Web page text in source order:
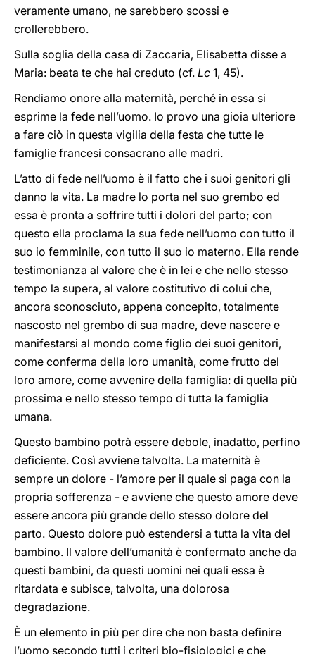
veramente umano, ne sarebbero scossi e
crollerebbero.
Sulla soglia della casa di Zaccaria, Elisabetta disse a
Maria: beata te che hai creduto (cf. Lc 1, 45).
Rendiamo onore alla maternità, perché in essa si
esprime la fede nell’uomo. Io provo una gioia ulteriore
a fare ciò in questa vigilia della festa che tutte le
famiglie francesi consacrano alle madri.
L’atto di fede nell’uomo è il fatto che i suoi genitori gli
danno la vita. La madre lo porta nel suo grembo ed
essa è pronta a soffrire tutti i dolori del parto; con
questo ella proclama la sua fede nell’uomo con tutto il
suo io femminile, con tutto il suo io materno. Ella rende
testimonianza al valore che è in lei e che nello stesso
tempo la supera, al valore costitutivo di colui che,
ancora sconosciuto, appena concepito, totalmente
nascosto nel grembo di sua madre, deve nascere e
manifestarsi al mondo come figlio dei suoi genitori,
come conferma della loro umanità, come frutto del
loro amore, come avvenire della famiglia: di quella più
prossima e nello stesso tempo di tutta la famiglia
umana.
Questo bambino potrà essere debole, inadatto, perfino
deficiente. Così avviene talvolta. La maternità è
sempre un dolore - l’amore per il quale si paga con la
propria sofferenza - e avviene che questo amore deve
essere ancora più grande dello stesso dolore del
parto. Questo dolore può estendersi a tutta la vita del
bambino. Il valore dell’umanità è confermato anche da
questi bambini, da questi uomini nei quali essa è
ritardata e subisce, talvolta, una dolorosa
degradazione.
È un elemento in più per dire che non basta definire
l’uomo secondo tutti i criteri bio-fisiologici e che